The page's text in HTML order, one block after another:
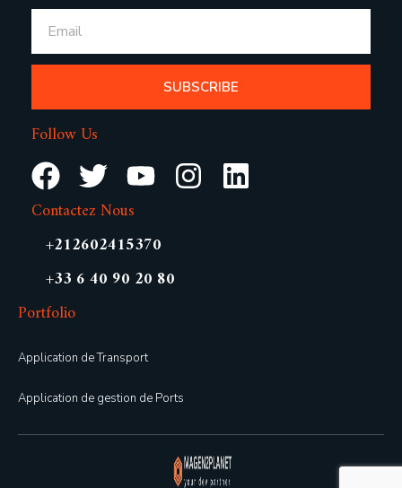
SUBSCRIBE
Follow Us
Contactez Nous
+212602415370
+33 6 40 90 20 80
Portfolio
Application de Transport
Application de gestion de Ports